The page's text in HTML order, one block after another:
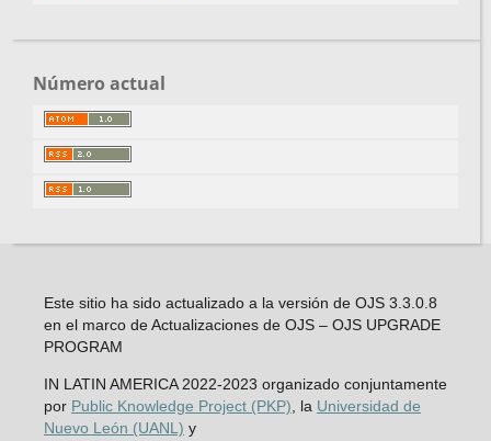
Número actual
Este sitio ha sido actualizado a la versión de OJS 3.3.0.8
en el marco de Actualizaciones de OJS – OJS UPGRADE
PROGRAM
IN LATIN AMERICA 2022-2023 organizado conjuntamente
por Public Knowledge Project (PKP) , la Universidad de
Nuevo León (UANL) y